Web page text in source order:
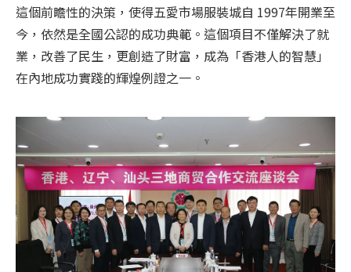
這個前瞻性的決策，使得五愛市場服裝城自 1997年開業至
今，依然是全國公認的成功典範。這個項目不僅解決了就
業，改善了民生，更創造了財富，成為「香港人的智慧」
在內地成功實踐的輝煌例證之一。